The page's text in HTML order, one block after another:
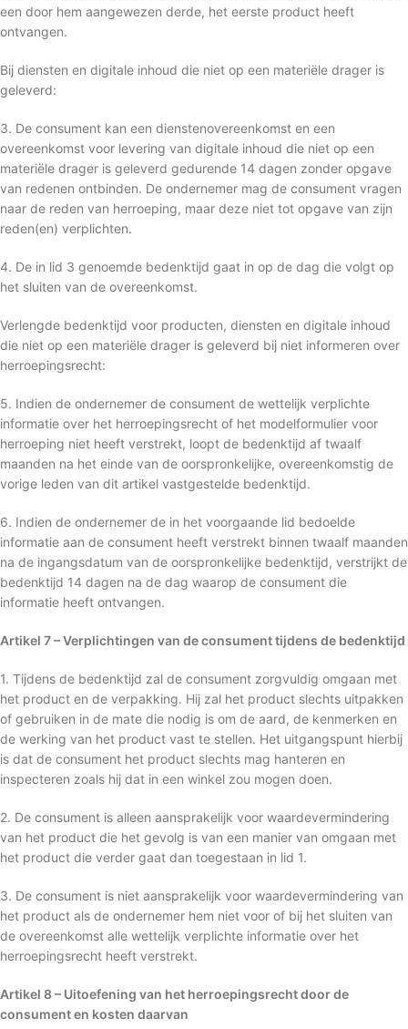
een door hem aangewezen derde, het eerste product heeft
ontvangen.
Bij diensten en digitale inhoud die niet op een materiële drager is
geleverd:
3. De consument kan een dienstenovereenkomst en een
overeenkomst voor levering van digitale inhoud die niet op een
materiële drager is geleverd gedurende 14 dagen zonder opgave
van redenen ontbinden. De ondernemer mag de consument vragen
naar de reden van herroeping, maar deze niet tot opgave van zijn
reden(en) verplichten.
4. De in lid 3 genoemde bedenktijd gaat in op de dag die volgt op
het sluiten van de overeenkomst.
Verlengde bedenktijd voor producten, diensten en digitale inhoud
die niet op een materiële drager is geleverd bij niet informeren over
herroepingsrecht:
5. Indien de ondernemer de consument de wettelijk verplichte
informatie over het herroepingsrecht of het modelformulier voor
herroeping niet heeft verstrekt, loopt de bedenktijd af twaalf
maanden na het einde van de oorspronkelijke, overeenkomstig de
vorige leden van dit artikel vastgestelde bedenktijd.
6. Indien de ondernemer de in het voorgaande lid bedoelde
informatie aan de consument heeft verstrekt binnen twaalf maanden
na de ingangsdatum van de oorspronkelijke bedenktijd, verstrijkt de
bedenktijd 14 dagen na de dag waarop de consument die
informatie heeft ontvangen.
Artikel 7 – Verplichtingen van de consument tijdens de bedenktijd
1. Tijdens de bedenktijd zal de consument zorgvuldig omgaan met
het product en de verpakking. Hij zal het product slechts uitpakken
of gebruiken in de mate die nodig is om de aard, de kenmerken en
de werking van het product vast te stellen. Het uitgangspunt hierbij
is dat de consument het product slechts mag hanteren en
inspecteren zoals hij dat in een winkel zou mogen doen.
2. De consument is alleen aansprakelijk voor waardevermindering
van het product die het gevolg is van een manier van omgaan met
het product die verder gaat dan toegestaan in lid 1.
3. De consument is niet aansprakelijk voor waardevermindering van
het product als de ondernemer hem niet voor of bij het sluiten van
de overeenkomst alle wettelijk verplichte informatie over het
herroepingsrecht heeft verstrekt.
Artikel 8 – Uitoefening van het herroepingsrecht door de
consument en kosten daarvan